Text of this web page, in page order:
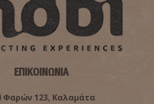
ΕΠΙΚΟΙΝΩΝΙΑ
Φαρών 123, Καλαμάτα